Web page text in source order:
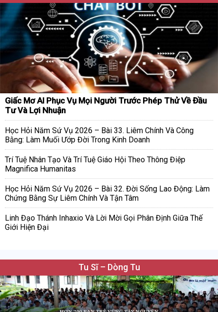
Giấc Mơ AI Phục Vụ Mọi Người Trước Phép Thử Về Đầu
Tư Và Lợi Nhuận
Học Hỏi Năm Sứ Vụ 2026 – Bài 33. Liêm Chính Và Công
Bằng: Làm Muối Ướp Đời Trong Kinh Doanh
Trí Tuệ Nhân Tạo Và Trí Tuệ Giáo Hội Theo Thông Điệp
Magnifica Humanitas
Học Hỏi Năm Sứ Vụ 2026 – Bài 32. Đời Sống Lao Động: Làm
Chứng Bằng Sự Liêm Chính Và Tận Tâm
Linh Đạo Thánh Inhaxio Và Lời Mời Gọi Phân Định Giữa Thế
Giới Hiện Đại
Tu Sĩ – Dòng Tu